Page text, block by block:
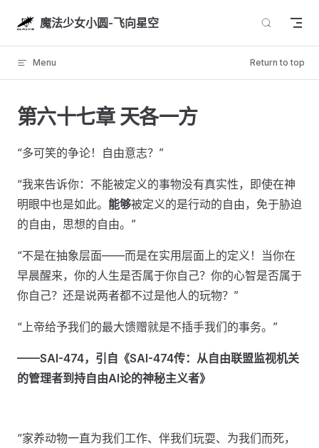
Skip to content
魔法少女小圆-飞向星空
Menu Return to top
第六十七章 天各一方
“多可笑的争论！自由意志？”
“我来告诉你：不能被定义的事物没有真实性，即使在神
明眼中也是如此。 能够被定义的是行动的自由，免于胁迫
的自由，思想的自由。”
“不是在抽象层面——而是在实用层面上的定义！当你在
早晨醒来，你的人生是否属于你自己？你的心智是否属于
你自己？还是说两者都不过是他人的玩物？”
“上帝给予我们的最大馈赠就是不插手我们的事务。”
——SAI-474，引自《SAI-474传：从自由联盟监视机关
的管理者到持自由AI论的神秘主义者》
“家养动物一直为我们工作、伴我们玩耍、为我们而死，